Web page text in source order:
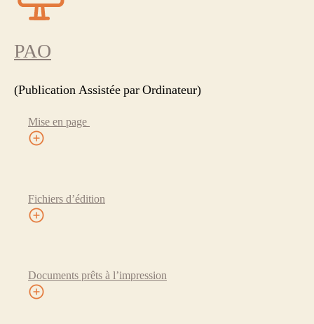
PAO
(Publication Assistée par Ordinateur)
Mise en page
Fichiers d’édition
Documents prêts à l’impression